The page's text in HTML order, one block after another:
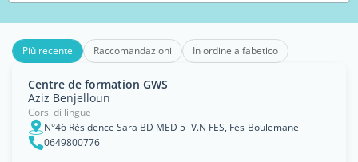
Più recente Raccomandazioni In ordine alfabetico
Centre de formation GWS
Aziz Benjelloun
Corsi di lingue
N°46 Résidence Sara BD MED 5 -V.N FES, Fès-Boulemane
0649800776